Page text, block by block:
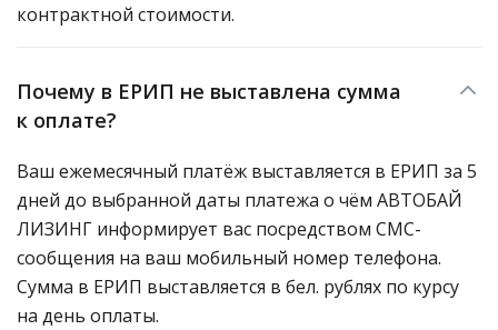
контрактной стоимости.
Почему в ЕРИП не выставлена сумма
к оплате?
Ваш ежемесячный платёж выставляется в ЕРИП за 5
дней до выбранной даты платежа о чём АВТОБАЙ
ЛИЗИНГ информирует вас посредством СМС-
сообщения на ваш мобильный номер телефона.
Сумма в ЕРИП выставляется в бел. рублях по курсу
на день оплаты.